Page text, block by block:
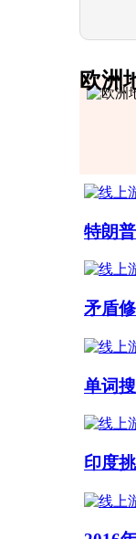
欧洲
特朗
矛盾
单词
印度